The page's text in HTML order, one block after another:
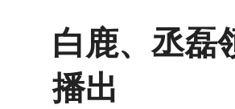
白鹿、丞磊
播出